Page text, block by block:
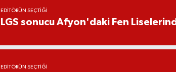
EDITÖRÜN SEÇTIĞI
LGS sonucu Afyon'daki Fen
EDITÖRÜN SEÇTIĞI